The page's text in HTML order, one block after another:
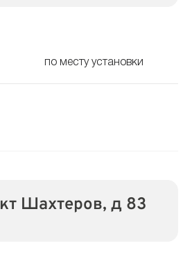
по месту установки
Шахтеров, д 83